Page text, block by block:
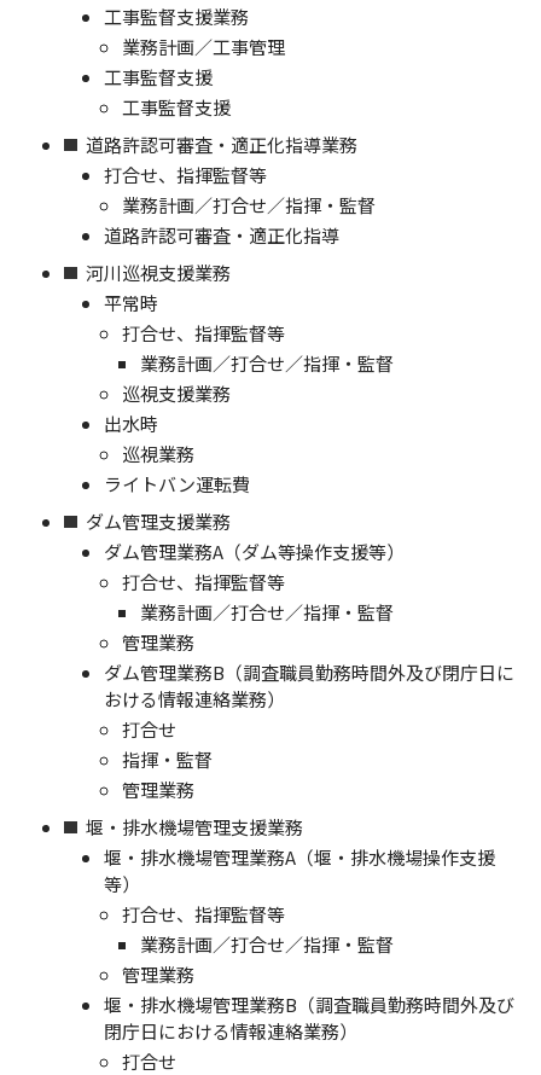
工事監督支援業務
業務計画／工事管理
工事監督支援
工事監督支援
道路許認可審査・適正化指導業務
打合せ、指揮監督等
業務計画／打合せ／指揮・監督
道路許認可審査・適正化指導
河川巡視支援業務
平常時
打合せ、指揮監督等
業務計画／打合せ／指揮・監督
巡視支援業務
出水時
巡視業務
ライトバン運転費
ダム管理支援業務
ダム管理業務A（ダム等操作支援等）
打合せ、指揮監督等
業務計画／打合せ／指揮・監督
管理業務
ダム管理業務B（調査職員勤務時間外及び閉庁日に
おける情報連絡業務）
打合せ
指揮・監督
管理業務
堰・排水機場管理支援業務
堰・排水機場管理業務A（堰・排水機場操作支援
等）
打合せ、指揮監督等
業務計画／打合せ／指揮・監督
管理業務
堰・排水機場管理業務B（調査職員勤務時間外及び
閉庁日における情報連絡業務）
打合せ